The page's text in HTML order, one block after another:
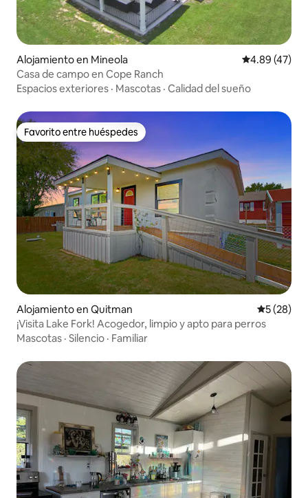
Alojamiento en Mineola Calificación
4.89 (47)
Casa de campo en Cope Ranch
Espacios exteriores · Mascotas · Calidad del sueño
Favorito entre huéspedes
Favorito entre huéspedes
Alojamiento en Quitman
5 (28)
¡Visita Lake Fork! Acogedor, limpio y apto para perros
Mascotas · Silencio · Familiar